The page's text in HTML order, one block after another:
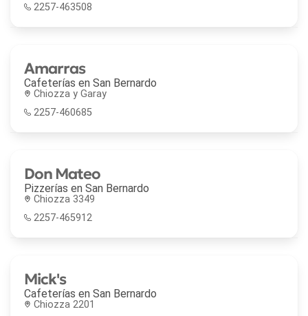
2257-463508
Amarras
Cafeterías en San Bernardo
Chiozza y Garay
2257-460685
Don Mateo
Pizzerías en San Bernardo
Chiozza 3349
2257-465912
Mick's
Cafeterías en San Bernardo
Chiozza 2201